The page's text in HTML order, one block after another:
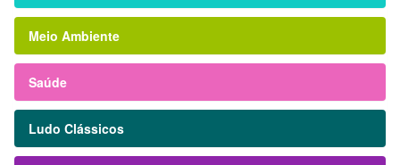
Meio Ambiente
Saúde
Ludo Clássicos